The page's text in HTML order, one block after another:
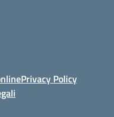
Privacy Policy